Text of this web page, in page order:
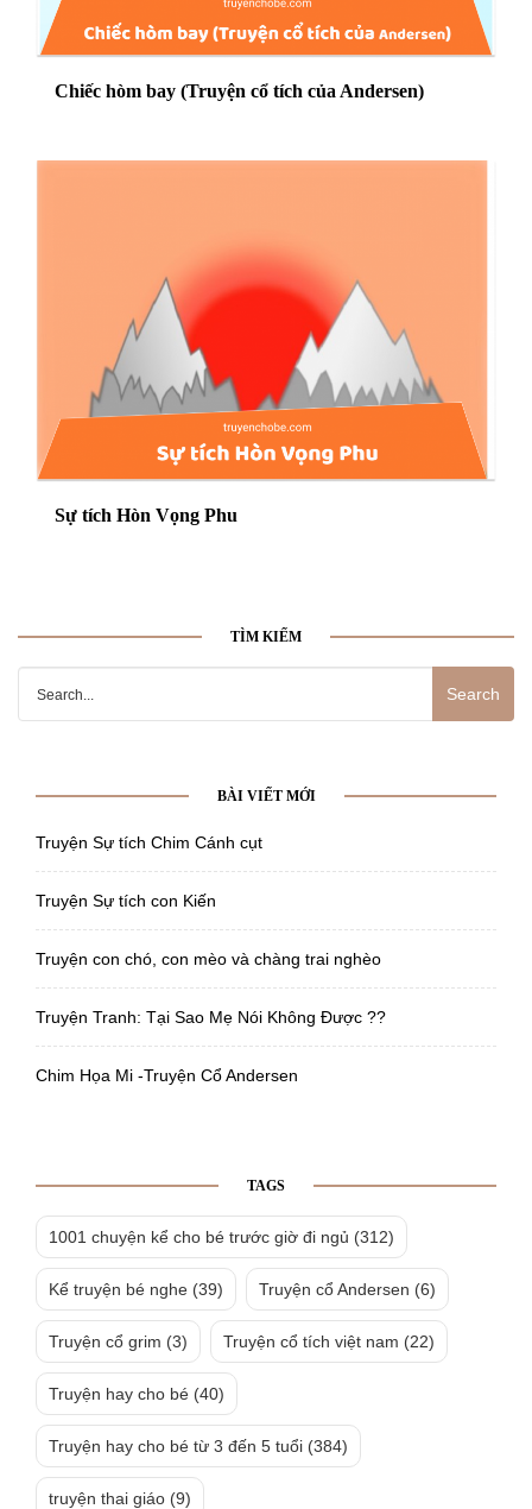
Chiếc hòm bay (Truyện cổ tích của Andersen)
Sự tích Hòn Vọng Phu
TÌM KIẾM
for:
BÀI VIẾT MỚI
Truyện Sự tích Chim Cánh cụt
Truyện Sự tích con Kiến
Truyện con chó, con mèo và chàng trai nghèo
Truyện Tranh: Tại Sao Mẹ Nói Không Được ??
Chim Họa Mi -Truyện Cổ Andersen
TAGS
1001 chuyện kể cho bé trước giờ đi ngủ (312)
Kể truyện bé nghe (39) Truyện cổ Andersen (6)
Truyện cổ grim (3) Truyện cổ tích việt nam (22)
Truyện hay cho bé (40)
Truyện hay cho bé từ 3 đến 5 tuổi (384)
truyện thai giáo (9)